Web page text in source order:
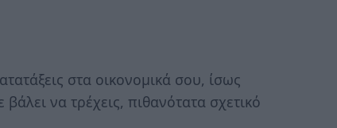
στα οικονομικά σου, ίσως
να τρέχεις, πιθανότατα σχετικό